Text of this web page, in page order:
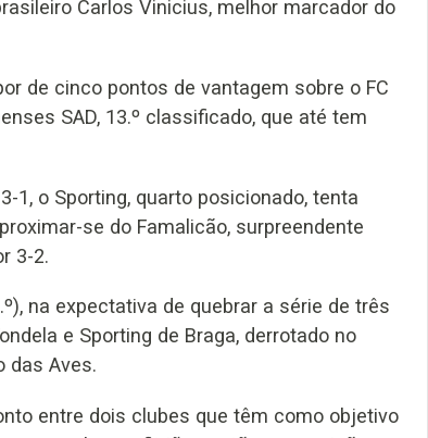
Carlos Vinicius, melhor marcador do
de cinco pontos de vantagem sobre o FC
SAD, 13.º classificado, que até tem
1, o Sporting, quarto posicionado, tenta
se do Famalicão, surpreendente
3-2.
na expectativa de quebrar a série de três
e Sporting de Braga, derrotado no
das Aves.
entre dois clubes que têm como objetivo